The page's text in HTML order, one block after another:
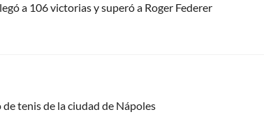
a 106 victorias y superó a Roger Federer
tenis de la ciudad de Nápoles